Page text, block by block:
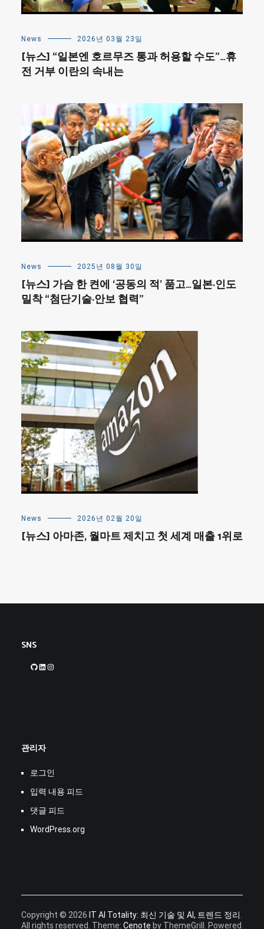
News 2026년 03월 23일
[뉴스] “일본엔 호르무즈 통과 허용할 수도”…휴
전 거부 이란의 속내는
News 2025년 08월 30일
[뉴스] 가슴 한 켠에 ‘공동의 적’ 품고…일본·인도
밀착 “첨단기술·안보 협력”
News 2026년 02월 20일
[뉴스] 아마존, 월마트 제치고 첫 세계 매출 1위로
SNS
GitHubLinkedIn
관리자
로그인
입력 내용 피드
댓글 피드
WordPress.org
Copyright © 2026 IT AI Totality: 최신 기술 및 AI, 트렌드 정리
All rights reserved. Theme: Cenote by ThemeGrill. Powered